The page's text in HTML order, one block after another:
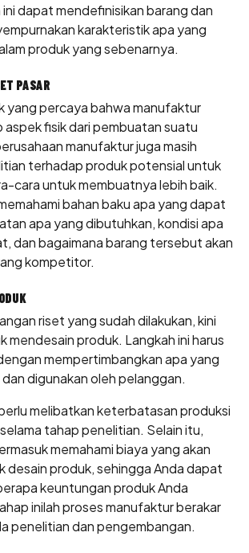
dapat mendefinisikan barang dan
karakteristik apa yang
produk yang sebenarnya.
PASAR
yang percaya bahwa manufaktur
aspek fisik dari pembuatan suatu
manufaktur juga masih
terhadap produk potensial untuk
cara untuk membuatnya lebih baik.
bahan baku apa yang dapat
apa yang dibutuhkan, kondisi apa
dan bagaimana barang tersebut akan
kompetitor.
riset yang sudah dilakukan, kini
mendesain produk. Langkah ini harus
mempertimbangkan apa yang
digunakan oleh pelanggan.
melibatkan keterbatasan produksi
tahap penelitian. Selain itu,
memahami biaya yang akan
desain produk, sehingga Anda dapat
keuntungan produk Anda
inilah proses manufaktur berakar
penelitian dan pengembangan.